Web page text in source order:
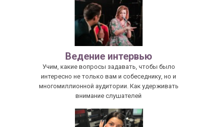
Ведение интервью
Учим, какие вопросы задавать, чтобы было
интересно не только вам и собеседнику, но и
многомиллионной аудитории. Как удерживать
внимание слушателей